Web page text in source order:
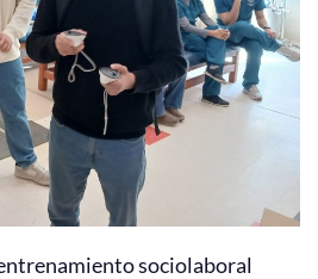
sociolaboral